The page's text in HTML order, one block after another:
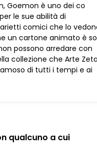
Goemon è uno dei co
le sue abilità di
comici che lo
un cartone animato è
possono arredare con
collezione che Arte
di tutti i tempi e ai
qualcuno a cui